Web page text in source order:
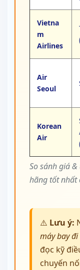
So sánh giá
hãng tốt nhất
Vietna
m
Airlines
Air
Seoul
Korean
Air
⚠️ Lưu ý:
máy bay
đọc kỹ
chuyến